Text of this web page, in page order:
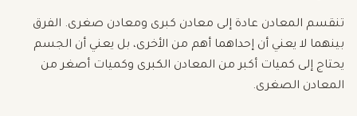
تنقسم المعادن عادة إلى معادن كبرى ومعادن صغرى. الفرق
بينهما لا يعني أن إحداهما أهم من الأخرى، بل يعني أن الجسم
يحتاج إلى كميات أكبر من المعادن الكبرى وكميات أصغر من
المعادن الصغرى.